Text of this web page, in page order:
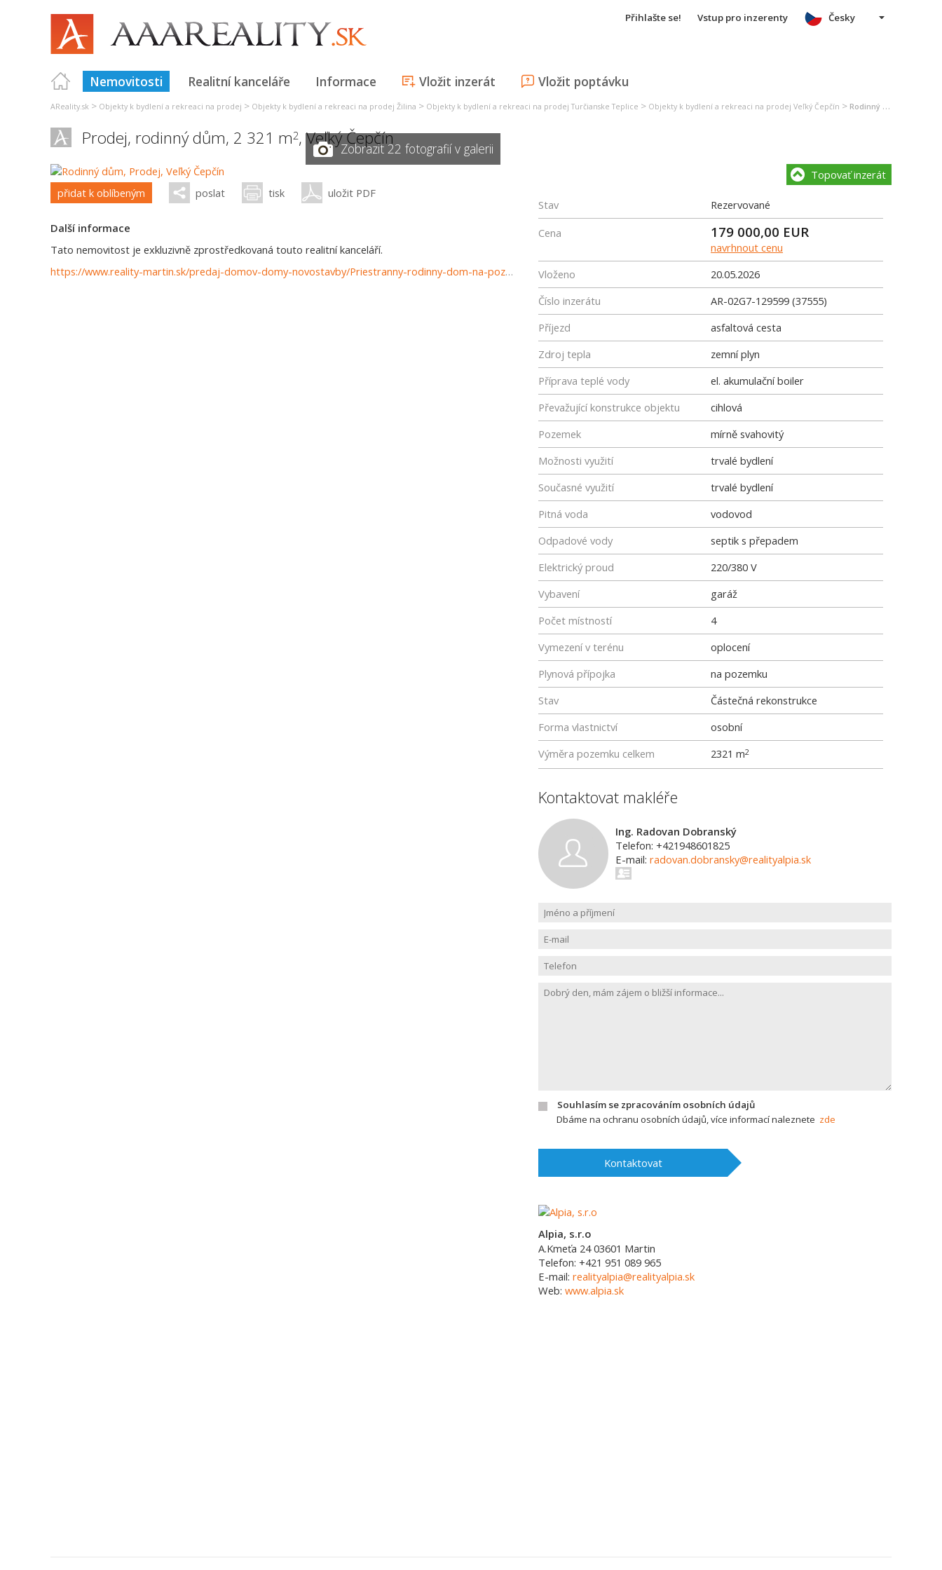
Přihlašte se! Vstup pro inzerenty
Nemovitosti Realitní kanceláře Informace Vložit inzerát Vložit poptávku
Česky
AReality.sk > Objekty k bydlení a rekreaci na prodej > Objekty k bydlení a rekreaci na prodej Žilina > Objekty k bydlení a rekreaci na prodej Turčianske Teplice > Objekty k bydlení a rekreaci na prodej Veľký Čepčín > Rodinný dům na prodej Veľký Čepčín
Prodej, rodinný dům, 2 321 m2,Veľký Čepčín
Zobrazit 22 fotografií v galerii
přidat k oblíbeným poslat tisk uložit PDF
Další informace
Tato nemovitost je exkluzivně zprostředkovaná touto realitní kanceláří.
https://www.reality-martin.sk/predaj-domov-domy-novostavby/Priestranny-rodinny-dom-na-pozemku-s-rozlohou-2300m2--Velky-Cepcin-37555/?utm_source=areality&utm_medium=xml&utm_term=37555&utm_content=dom&utm_campaign=portaly
Topovať inzerát
Stav
Rezervované
Cena
179 000,00 EUR
navrhnout cenu
Vloženo
20.05.2026
Číslo inzerátu
AR-02G7-129599 (37555)
Příjezd
asfaltová cesta
Zdroj tepla
zemní plyn
Příprava teplé vody
el. akumulační boiler
Převažující konstrukce objektu
cihlová
Pozemek
mírně svahovitý
Možnosti využití
trvalé bydlení
Současné využití
trvalé bydlení
Pitná voda
vodovod
Odpadové vody
septik s přepadem
Elektrický proud
220/380 V
Vybavení
garáž
Počet místností
4
Vymezení v terénu
oplocení
Plynová přípojka
na pozemku
Stav
Částečná rekonstrukce
Forma vlastnictví
osobní
Výměra pozemku celkem
2321 m2
Kontaktovat makléře
Ing. Radovan Dobranský
Telefon: +421948601825
E-mail: radovan.dobransky@realityalpia.sk
Souhlasím se zpracováním osobních údajů
Dbáme na ochranu osobních údajů, více informací naleznete zde
Kontaktovat
Alpia, s.r.o
A.Kmeťa 24 03601 Martin
Telefon: +421 951 089 965
E-mail: realityalpia@realityalpia.sk
Web: www.alpia.sk